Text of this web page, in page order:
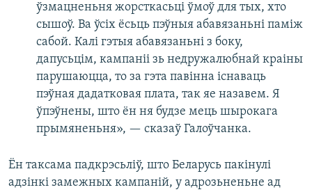
ўзмацненьня жорсткасьці ўмоў для тых, хто
сышоў. Ва ўсіх ёсьць пэўныя абавязаньні паміж
сабой. Калі гэтыя абавязаньні з боку,
дапусьцім, кампаніі зь недружалюбнай краіны
парушаюцца, то за гэта павінна існаваць
пэўная дадатковая плата, так яе назавем. Я
ўпэўнены, што ён ня будзе мець шырокага
прымяненьня», — сказаў Галоўчанка.
Ён таксама падкрэсьліў, што Беларусь пакінулі
адзінкі замежных кампаній, у адрозьненьне ад